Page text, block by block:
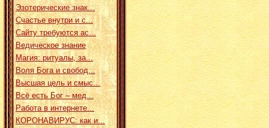
Эзотерические знак...
Счастье внутри и с...
Сайту требуются ас...
Ведическое знание
Магия: ритуалы, за...
Воля Бога и свобод...
Высшая цель и смыс...
Всё есть Бог – мед...
Работа в интернете...
КОРОНАВИРУС: как и...